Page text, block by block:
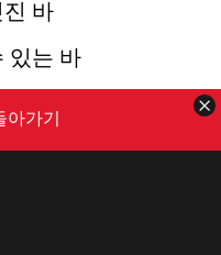
바
있는 바
아가기